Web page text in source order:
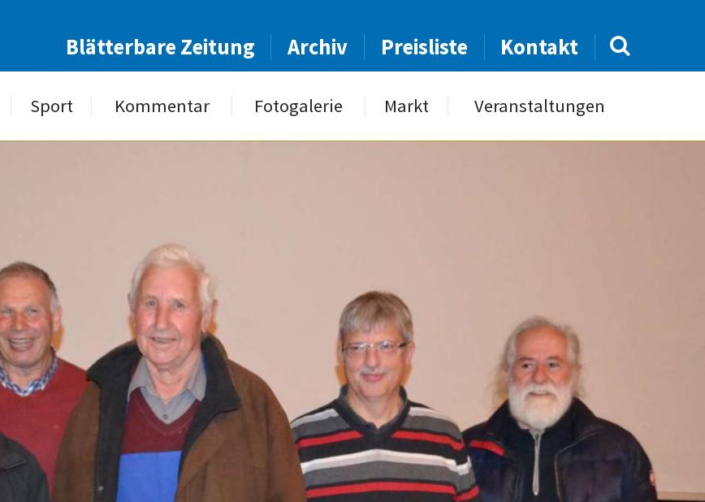
Blätterbare Zeitung Archiv Preisliste Kontakt
Sport Kommentar Fotogalerie Markt Veranstaltungen